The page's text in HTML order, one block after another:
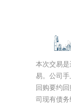
本次交易
易。公司
回购要约
司现有债务